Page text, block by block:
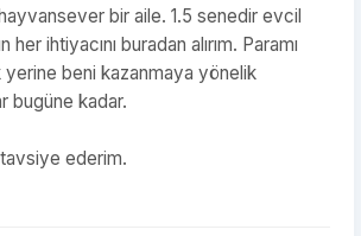
bir aile. 1.5 senedir evcil
her ihtiyacını buradan alırım. Paramı
yerine beni kazanmaya yönelik
bugüne kadar.
ederim.